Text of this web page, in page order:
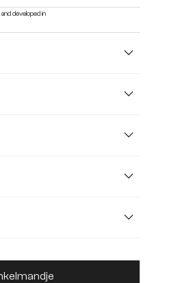
developed in
laden, 1 vakde gewenste